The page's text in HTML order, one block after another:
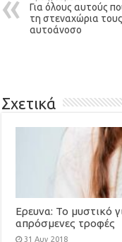
Για όλους αυτούς
τη στεναχώρια τους
αυτοάνοσο
Σχετικά
Ερευνα: To μυστικό
απρόσμενες τροφές
31 Αυγ 2018